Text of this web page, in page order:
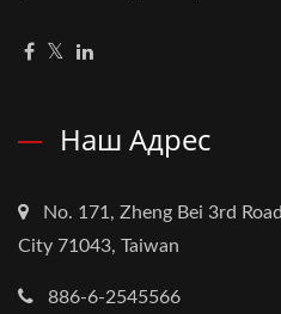
Наш Адрес
No. 171, Zheng Bei 3rd
City 71043, Taiwan
886-6-2545566